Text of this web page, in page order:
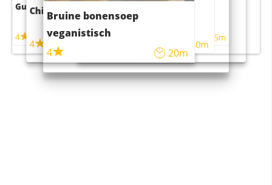
Guacamole
4
Chili con carne
4
Bruine bonensoep
veganistisch
4
20m
Sushi rijstsalade
maaltijdsalade
40m
4 55m